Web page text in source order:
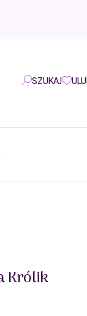
SZUKAJ
Królik